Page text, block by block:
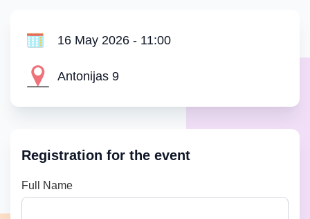
16 May 2026 - 11:00
Antonijas 9
Registration for the event
Full Name